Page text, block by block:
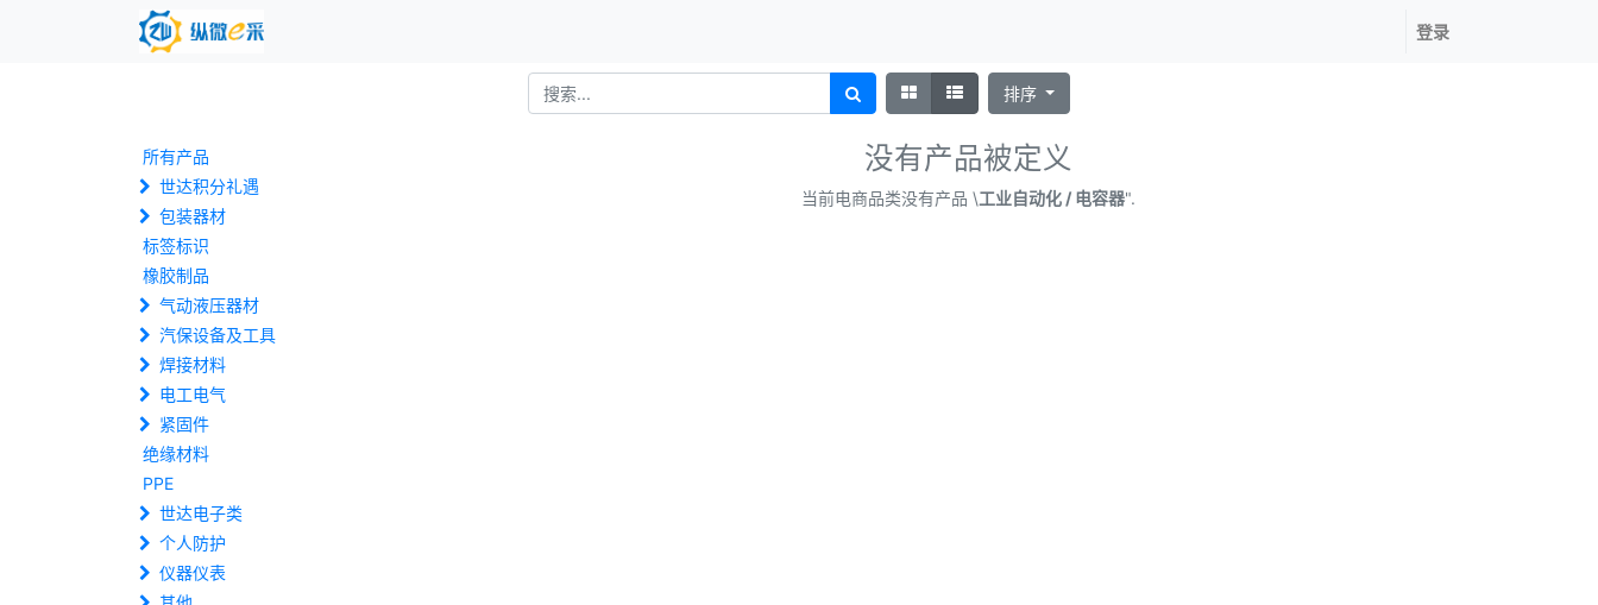
登录
排序
所有产品
世达积分礼遇
包装器材
标签标识
橡胶制品
气动液压器材
汽保设备及工具
焊接材料
电工电气
紧固件
绝缘材料
PPE
世达电子类
个人防护
仪器仪表
没有产品被定义
当前电商品类没有产品 \工业自动化 / 电容器".